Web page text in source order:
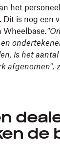
het
Dit is nog een
Wheelbase.
is het
afgenomen",
de